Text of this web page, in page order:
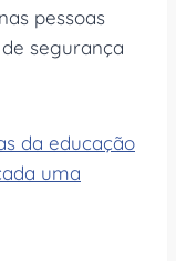
pessoas
segurança
da educação
uma